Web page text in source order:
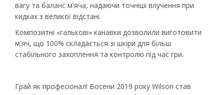
вагу та баланс м'яча, надаючи точніші влучення при
кидках з великої відстані.
Композитні «галькові» канавки дозволили виготовити
м'яч, що 100% складається зі шкіри для більш
стабільного захоплення та контролю під час гри.
Грай як професіонал! Восени 2019 року Wilson став